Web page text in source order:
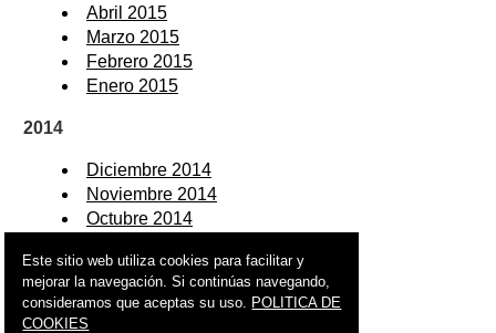
Abril 2015
Marzo 2015
Febrero 2015
Enero 2015
2014
Diciembre 2014
Noviembre 2014
Octubre 2014
Agosto 2014
Julio 2014
Junio 2014
Este sitio web utiliza cookies para facilitar y
mejorar la navegación. Si continúas navegando,
consideramos que aceptas su uso. POLITICA DE
COOKIES